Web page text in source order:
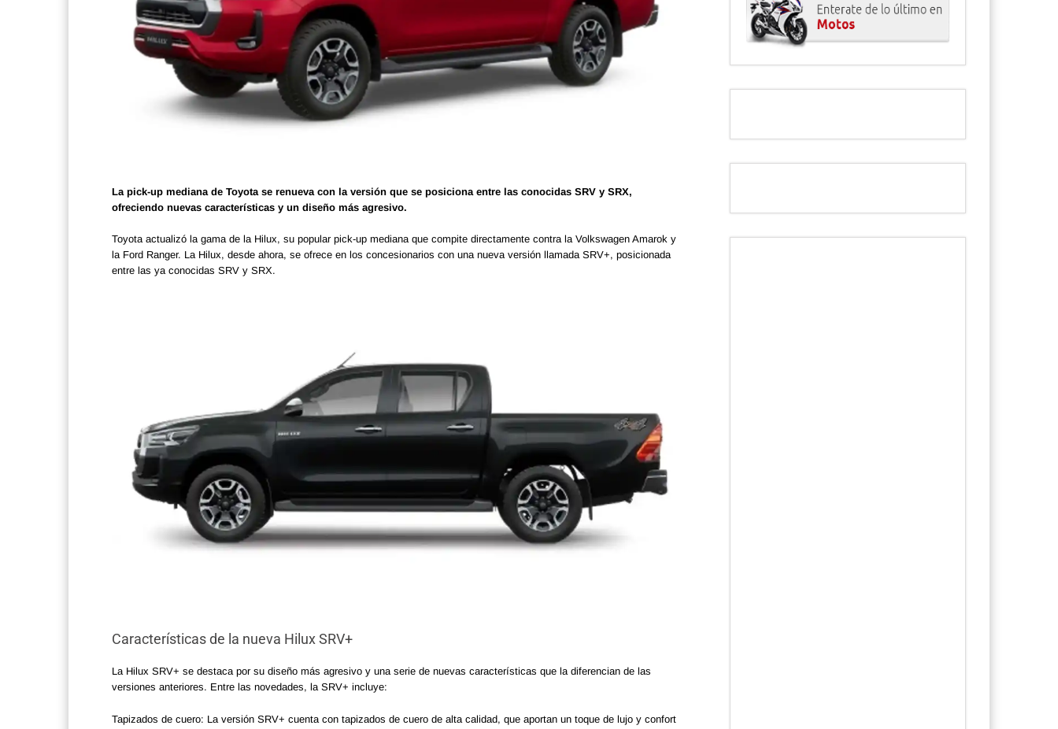
La pick-up mediana de Toyota se renueva con la versión que se posiciona entre las conocidas SRV y SRX,
ofreciendo nuevas características y un diseño más agresivo.
Toyota actualizó la gama de la Hilux, su popular pick-up mediana que compite directamente contra la Volkswagen Amarok y
la Ford Ranger. La Hilux, desde ahora, se ofrece en los concesionarios con una nueva versión llamada SRV+, posicionada
entre las ya conocidas SRV y SRX.
Características de la nueva Hilux SRV+
La Hilux SRV+ se destaca por su diseño más agresivo y una serie de nuevas características que la diferencian de las
versiones anteriores. Entre las novedades, la SRV+ incluye:
Tapizados de cuero: La versión SRV+ cuenta con tapizados de cuero de alta calidad, que aportan un toque de lujo y confort